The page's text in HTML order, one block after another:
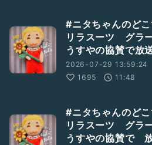
#ニタちゃんのど
リラスーツ グラ
うすやの協賛で放
2026-07-29 13:59:24
1695
11:48
#ニタちゃんのど
リラスーツ グラ
うすやの協賛で